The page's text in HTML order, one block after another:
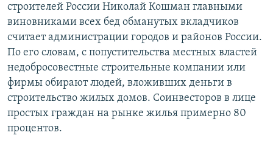
строителей России Николай Кошман главными
виновниками всех бед обманутых вкладчиков
считает администрации городов и районов России.
По его словам, с попустительства местных властей
недобросовестные строительные компании или
фирмы обирают людей, вложивших деньги в
строительство жилых домов. Соинвесторов в лице
простых граждан на рынке жилья примерно 80
процентов.